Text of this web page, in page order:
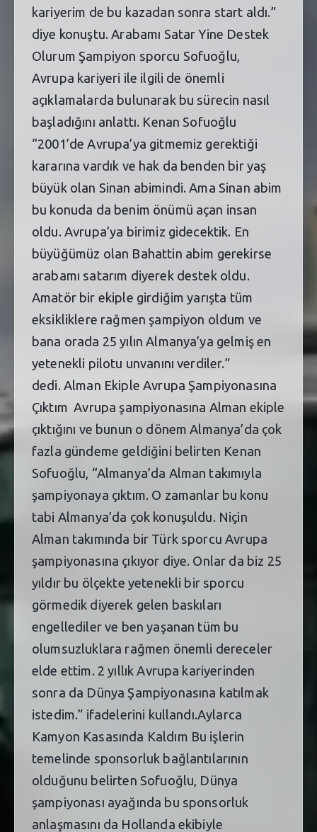
kariyerim de bu kazadan sonra start aldı.”
diye konuştu. Arabamı Satar Yine Destek
Olurum Şampiyon sporcu Sofuoğlu,
Avrupa kariyeri ile ilgili de önemli
açıklamalarda bulunarak bu sürecin nasıl
başladığını anlattı. Kenan Sofuoğlu
“2001’de Avrupa’ya gitmemiz gerektiği
kararına vardık ve hak da benden bir yaş
büyük olan Sinan abimindi. Ama Sinan abim
bu konuda da benim önümü açan insan
oldu. Avrupa’ya birimiz gidecektik. En
büyüğümüz olan Bahattin abim gerekirse
arabamı satarım diyerek destek oldu.
Amatör bir ekiple girdiğim yarışta tüm
eksikliklere rağmen şampiyon oldum ve
bana orada 25 yılın Almanya’ya gelmiş en
yetenekli pilotu unvanını verdiler.”
dedi. Alman Ekiple Avrupa Şampiyonasına
Çıktım Avrupa şampiyonasına Alman ekiple
çıktığını ve bunun o dönem Almanya’da çok
fazla gündeme geldiğini belirten Kenan
Sofuoğlu, “Almanya’da Alman takımıyla
şampiyonaya çıktım. O zamanlar bu konu
tabi Almanya’da çok konuşuldu. Niçin
Alman takımında bir Türk sporcu Avrupa
şampiyonasına çıkıyor diye. Onlar da biz 25
yıldır bu ölçekte yetenekli bir sporcu
görmedik diyerek gelen baskıları
engellediler ve ben yaşanan tüm bu
olumsuzluklara rağmen önemli dereceler
elde ettim. 2 yıllık Avrupa kariyerinden
sonra da Dünya Şampiyonasına katılmak
istedim.” ifadelerini kullandı.Aylarca
Kamyon Kasasında Kaldım Bu işlerin
temelinde sponsorluk bağlantılarının
olduğunu belirten Sofuoğlu, Dünya
şampiyonası ayağında bu sponsorluk
anlaşmasını da Hollanda ekibiyle